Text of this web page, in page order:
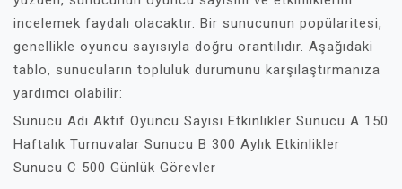
incelemek faydalı olacaktır. Bir sunucunun popülaritesi,
genellikle oyuncu sayısıyla doğru orantılıdır. Aşağıdaki
tablo, sunucuların topluluk durumunu karşılaştırmanıza
yardımcı olabilir:
Sunucu Adı Aktif Oyuncu Sayısı Etkinlikler Sunucu A 150
Haftalık Turnuvalar Sunucu B 300 Aylık Etkinlikler
Sunucu C 500 Günlük Görevler